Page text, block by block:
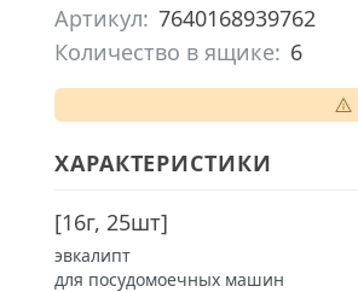
Артикул: 7640168939762
Количество в ящике: 6
ХАРАКТЕРИСТИКИ
[16г, 25шт]
эвкалипт
для посудомоечных машин